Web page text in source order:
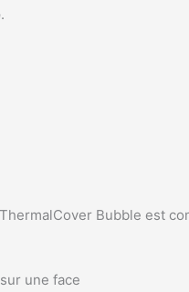
.
Bubble est
une face